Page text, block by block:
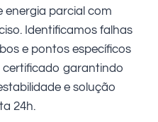
energia parcial com
Identificamos falhas
e pontos específicos
certificado garantindo
e solução
24h.